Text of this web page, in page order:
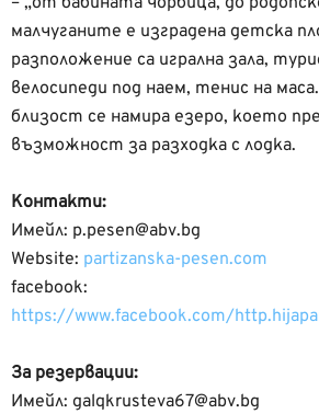
малчуганите е изградена детска
разположение са игрална зала,
велосипеди под наем, тенис на
близост се намира езеро, което
възможност за разходка с лодка.
Контакти:
Имейл: p.pesen@abv.bg
Website: partizanska-pesen.com
facebook:
https://www.facebook.com/
За резервации:
Имейл: galqkrusteva67@abv.bg